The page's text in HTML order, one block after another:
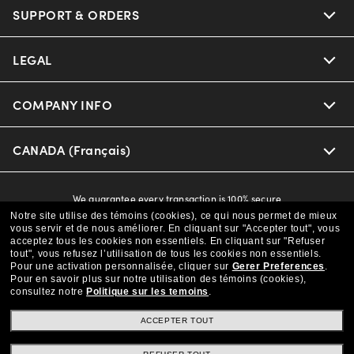
Oakley
Michael Kors
Prada
The Exceptionals
View all Brands
Our Sunglasses
Ray-Ban | Meta
Our Lenses
Arrange an Eye Exam
Vision Guide
Eyewear Glossary
Measuring your PD
Offers & Discount
Insurance
CAA Members
SUPPORT & ORDERS
Help Center
Online Order Status
Shipping & Returns
Style Guide
Personalized Services
Purchase Care
FAQs
LEGAL
Privacy Policy
Terms & Conditions
Ad Choices
COMPANY INFO
About us
Our Flagship Store
Careers
Find a Store
Site Map
CANADA (Français)
We guarantee every transaction is 100% secure
Buy now, pay later with Klarna.
Learn More
© 2025 LensCrafters All Rights Reserved
Notre site utilise des témoins (cookies), ce qui nous permet de mieux
vous servir et de nous améliorer. En cliquant sur "Accepter tout", vous
acceptez tous les cookies non essentiels. En cliquant sur "Refuser
tout", vous refusez l’utilisation de tous les cookies non essentiels.
Pour une activation personnalisée, cliquer sur Gerer Preferences .
Pour en savoir plus sur notre utilisation des témoins (cookies),
consultez notre Politique sur les temoins .
ACCEPTER TOUT